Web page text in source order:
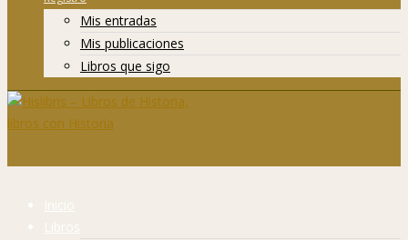
Mis entradas
Mis publicaciones
Libros que sigo
Inicio
Libros